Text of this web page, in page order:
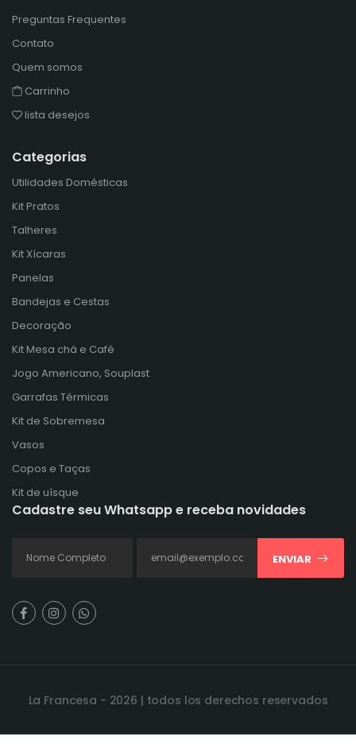
Preguntas Frequentes
Contato
Quem somos
Carrinho
lista desejos
Categorias
Utilidades Domésticas
Kit Pratos
Talheres
Kit Xícaras
Panelas
Bandejas e Cestas
Decoração
Kit Mesa chá e Café
Jogo Americano, Souplast
Garrafas Térmicas
Kit de Sobremesa
Vasos
Copos e Taças
Kit de uísque
Cadastre seu Whatsapp e receba novidades
ENVIAR
La Francesa - 2026 | todos los derechos reservados